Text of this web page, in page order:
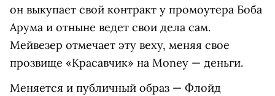
он выкупает свой контракт у промоутера Боба
Арума и отныне ведет свои дела сам.
Мейвезер отмечает эту веху, меняя свое
прозвище «Красавчик» на Money — деньги.
Меняется и публичный образ — Флойд